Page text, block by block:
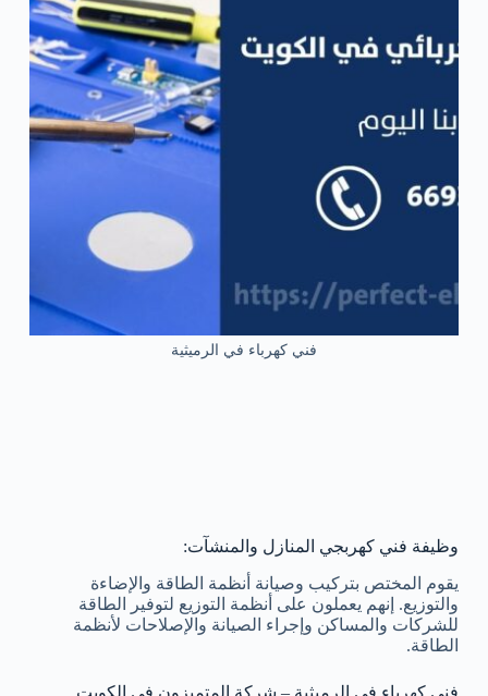
فني كهرباء في الرميثية
وظيفة فني كهربجي المنازل والمنشآت:
يقوم المختص بتركيب وصيانة أنظمة الطاقة والإضاءة
والتوزيع. إنهم يعملون على أنظمة التوزيع لتوفير الطاقة
للشركات والمساكن وإجراء الصيانة والإصلاحات لأنظمة
الطاقة.
فني كهرباء في الرميثية – شركة المتميزون في الكويت